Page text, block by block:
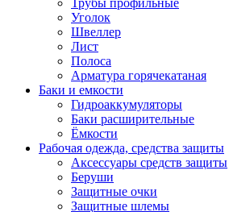
Трубы профильные
Уголок
Швеллер
Лист
Полоса
Арматура горячекатаная
Баки и емкости
Гидроаккумуляторы
Баки расширительные
Ёмкости
Рабочая одежда, средства защиты
Аксессуары средств защиты
Беруши
Защитные очки
Защитные шлемы